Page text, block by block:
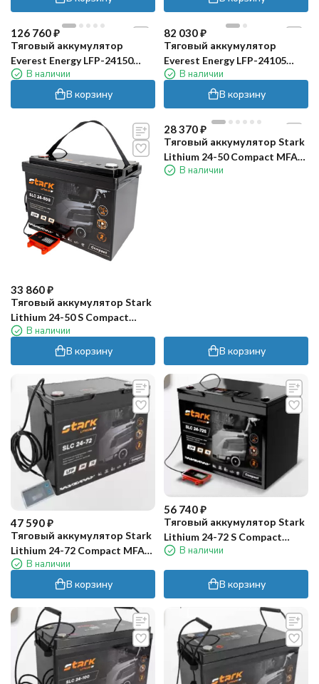
126 760₽
Тяговый аккумулятор
Everest Energy LFP-24150
PRO(24В, 150Ач, LiFePO4)
В наличии
В корзину
82 030₽
Тяговый аккумулятор
Everest Energy LFP-24105
PRO (24В, 105Ач, LiFePO4)
В наличии
В корзину
33 860₽
Тяговый аккумулятор Stark
Lithium 24-50 S Compact
MFAV (24В, 50Ач, Li-ion)
В наличии
В корзину
28 370₽
Тяговый аккумулятор Stark
Lithium 24-50 Compact MFAV
(24В, 50Ач, LiFePO4)
В наличии
В корзину
47 590₽
Тяговый аккумулятор Stark
Lithium 24-72 Compact MFAV
(24В, 72Ач, Li-ion)
В наличии
В корзину
56 740₽
Тяговый аккумулятор Stark
Lithium 24-72 S Compact
MFAV (24В, 72Ач, Li-ion)
В наличии
В корзину